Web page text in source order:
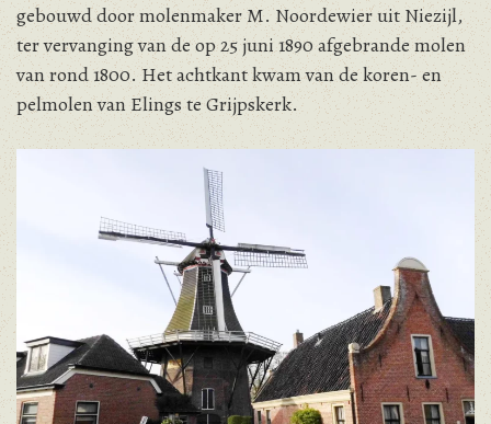
gebouwd door molenmaker M. Noordewier uit Niezijl,
ter vervanging van de op 25 juni 1890 afgebrande molen
van rond 1800. Het achtkant kwam van de koren- en
pelmolen van Elings te Grijpskerk.